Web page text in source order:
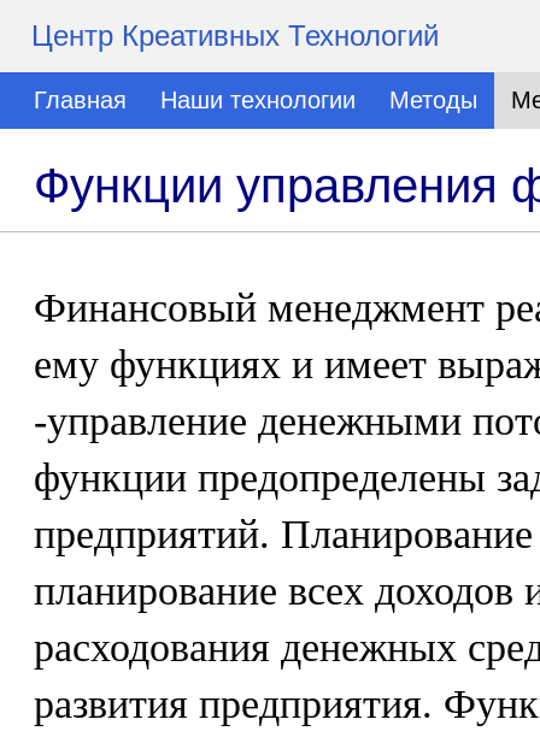
Центр Креативных Технологий
Главная Наши технологии Методы
Функции управления
Финансовый менеджмент
ему функциях и имеет
-управление денежными
функции предопределены
предприятий.
планирование всех доходов
расходования денежных
развития предприятия.